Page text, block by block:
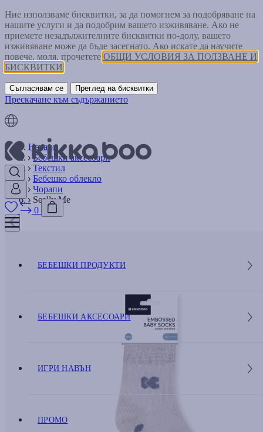
Ние използваме бисквитки, за да помогнем за подобряване на
нашите услуги и да подобрим вашето изживяване. Ако не
приемете незадължителните бисквитки по-долу, вашето
изживяване може да бъде засегнато. Ако искате да научите
повече, моля, прочетете ОБЩИ УСЛОВИЯ ЗА ПОЛЗВАНЕ И
БИСКВИТКИ
Съгласявам се Преглед на бисквитки
Прескачане към съдържанието
0
БЕБЕШКИ ПРОДУКТИ
БЕБЕШКИ АКСЕСОАРИ
ИГРИ НАВЪН
ПРОМО
Начало
Бебешки аксесоари
Текстил
Бебешко облекло
Чорапи
Seally Me